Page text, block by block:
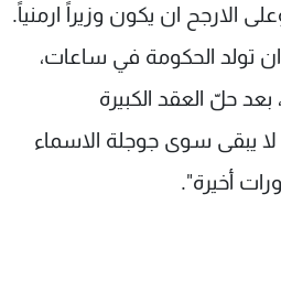
الارجح ان يكون وزيراً ارمنياً.
ان تولد الحكومة في ساعات،
بعد حلّ العقد الكبيرة
يبقى سوى جوجلة الاسماء
أخيرة".